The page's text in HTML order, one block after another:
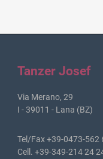
Tanzer Josef
Via Merano, 29
I - 39011 - Lana (BZ)
Tel/Fax +39-0473-562
Cell. +39-349-214 24